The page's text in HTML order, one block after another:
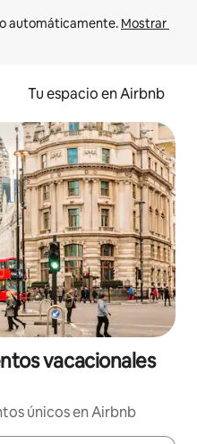
automáticamente. Mostrar
Tu espacio en Airbnb
vacacionales
únicos en Airbnb